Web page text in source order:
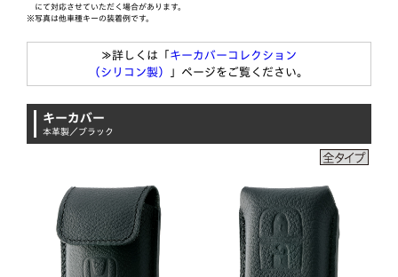
にて対応させていただく場合があります。
※写真は他車種キーの装着例です。
≫詳しくは「キーカバーコレクション
（シリコン製）
」ページをご覧ください。
キーカバー
本革製／ブラック